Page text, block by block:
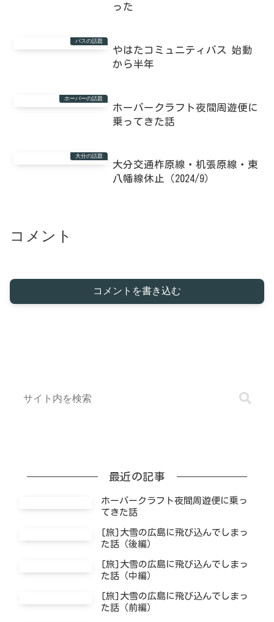
った
バスの話題
やはたコミュニティバス 始動
から半年
ホーバーの話題
ホーバークラフト夜間周遊便に
乗ってきた話
大分の話題
大分交通柞原線・机張原線・東
八幡線休止（2024/9）
コメント
コメントを書き込む
最近の記事
ホーバークラフト夜間周遊便に乗っ
てきた話
[旅]大雪の広島に飛び込んでしまっ
た話（後編）
[旅]大雪の広島に飛び込んでしまっ
た話（中編）
[旅]大雪の広島に飛び込んでしまっ
た話（前編）